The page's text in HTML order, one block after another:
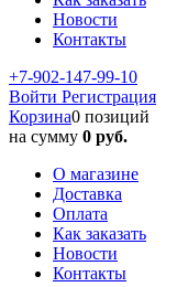
Новости
Контакты
+7-902-147-99-10
Войти Регистрация
Корзина0 позиций
на сумму 0 руб.
О магазине
Доставка
Оплата
Как заказать
Новости
Контакты